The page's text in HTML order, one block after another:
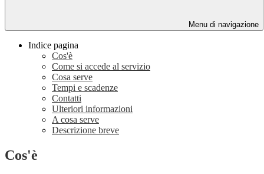
Menu di navigazione
Indice pagina
Cos'è
Come si accede al servizio
Cosa serve
Tempi e scadenze
Contatti
Ulteriori informazioni
A cosa serve
Descrizione breve
Cos'è